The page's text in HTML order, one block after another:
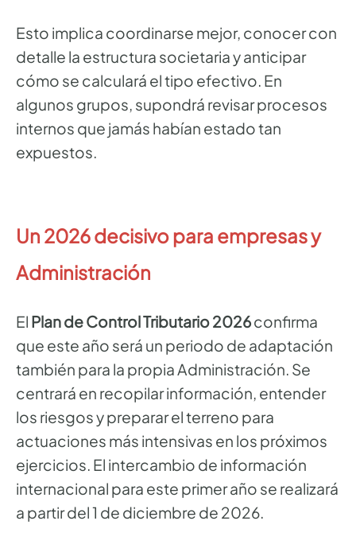
Esto implica coordinarse mejor, conocer con
detalle la estructura societaria y anticipar
cómo se calculará el tipo efectivo. En
algunos grupos, supondrá revisar procesos
internos que jamás habían estado tan
expuestos.
Un 2026 decisivo para empresas y
Administración
El Plan de Control Tributario 2026confirma
que este año será un periodo de adaptación
también para la propia Administración. Se
centrará en recopilar información, entender
los riesgos y preparar el terreno para
actuaciones más intensivas en los próximos
ejercicios. El intercambio de información
internacional para este primer año se realizará
a partir del 1 de diciembre de 2026.